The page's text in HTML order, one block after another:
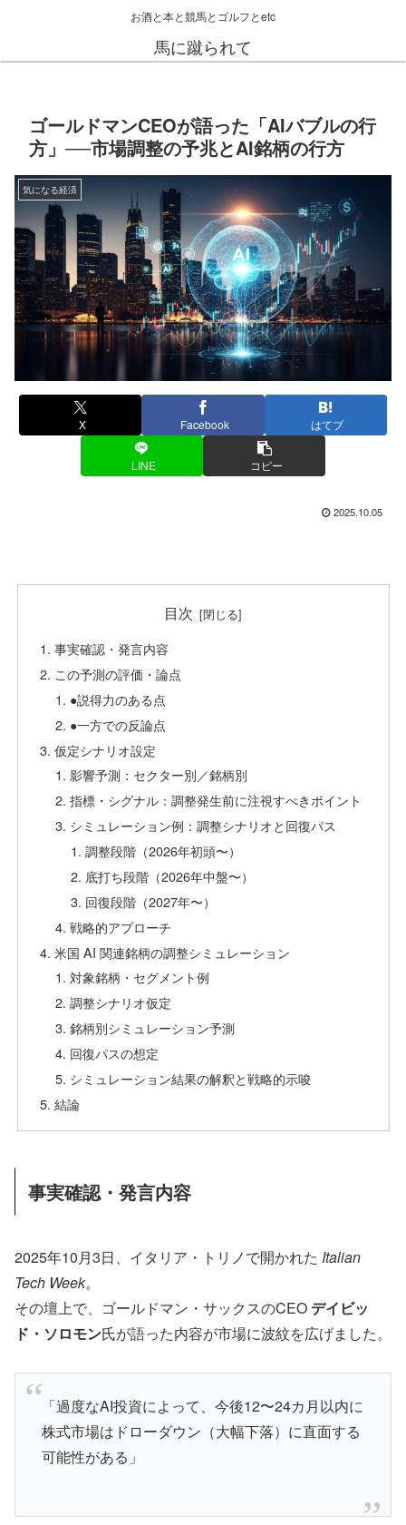
お酒と本と競馬とゴルフとetc
馬に蹴られて
ゴールドマンCEOが語った「AIバブルの行
方」──市場調整の予兆とAI銘柄の行方
気になる経済
X Facebook はてブ
LINE コピー
2025.10.05
目次
事実確認・発言内容
この予測の評価・論点
●説得力のある点
●一方での反論点
仮定シナリオ設定
影響予測：セクター別／銘柄別
指標・シグナル：調整発生前に注視すべきポイント
シミュレーション例：調整シナリオと回復パス
調整段階（2026年初頭〜）
底打ち段階（2026年中盤〜）
回復段階（2027年〜）
戦略的アプローチ
米国 AI 関連銘柄の調整シミュレーション
対象銘柄・セグメント例
調整シナリオ仮定
銘柄別シミュレーション予測
回復パスの想定
シミュレーション結果の解釈と戦略的示唆
結論
事実確認・発言内容
2025年10月3日、イタリア・トリノで開かれた Italian
Tech Week。
その壇上で、ゴールドマン・サックスのCEO デイビッ
ド・ソロモン氏が語った内容が市場に波紋を広げました。
「過度なAI投資によって、今後12〜24カ月以内に
株式市場はドローダウン（大幅下落）に直面する
可能性がある」